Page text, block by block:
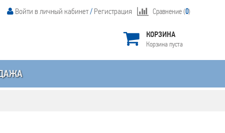
Сравнение (0)
Войти в личный кабинет/ Регистрация
КОРЗИНА
Корзина пуста